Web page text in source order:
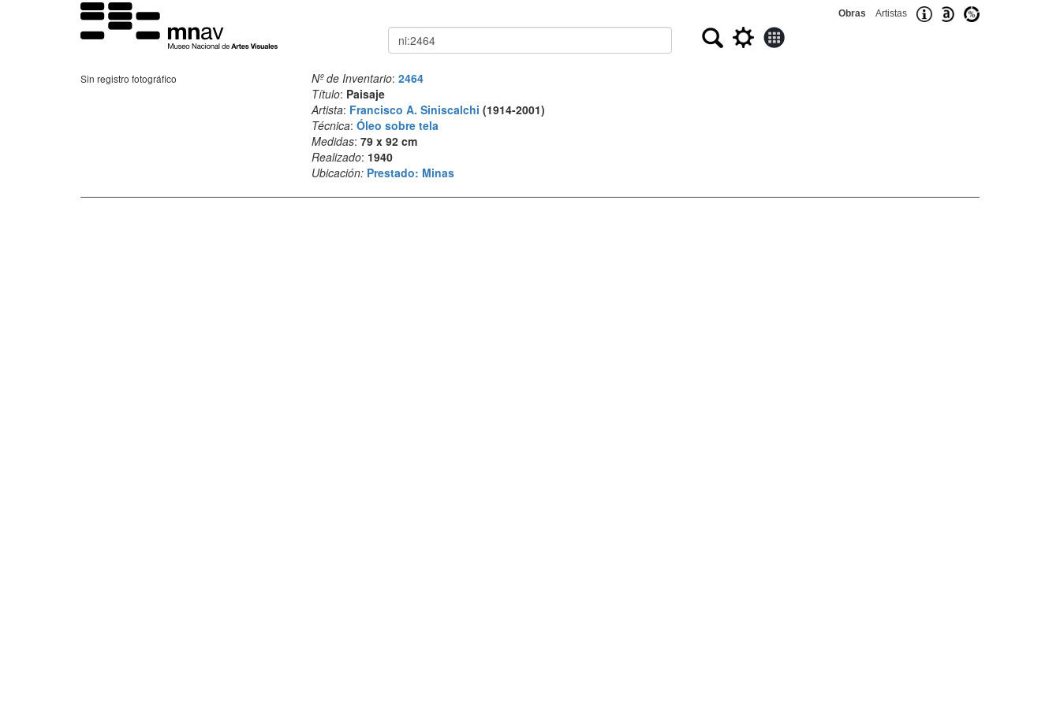
Obras Artistas
Buscar
Sin registro fotográfico Nº de Inventario: 2464
Título: Paisaje
Artista: Francisco A. Siniscalchi (1914-2001)
Técnica: Óleo sobre tela
Medidas: 79 x 92 cm
Realizado: 1940
Ubicación: Prestado: Minas